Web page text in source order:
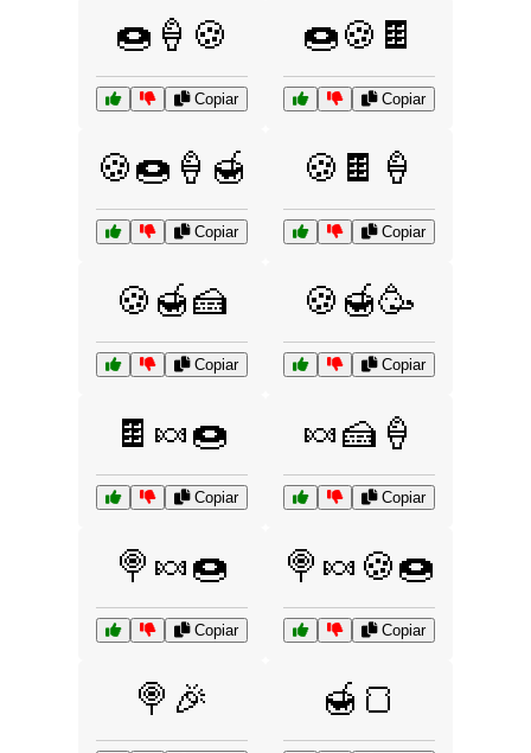
🍩🍦🍪
Copiar
🍩🍪🍫
Copiar
🍪🍩🍦🍯
Copiar
🍪🍫🍦
Copiar
🍪🍯🍰
Copiar
🍪🍯🥳
Copiar
🍫🍬🍩
Copiar
🍬🍰🍦
Copiar
🍭🍬🍩
Copiar
🍭🍬🍪🍩
Copiar
🍭🎉 🍯🍞